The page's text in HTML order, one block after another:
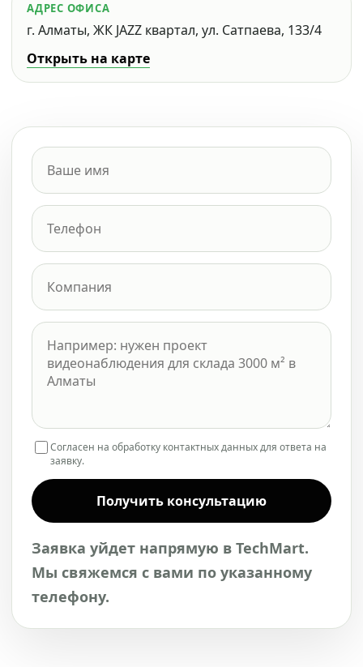
АДРЕС ОФИСА
г. Алматы, ЖК JAZZ квартал, ул. Сатпаева, 133/4
Открыть на карте
Согласен на обработку контактных данных для ответа на
заявку.
Получить консультацию
Заявка уйдет напрямую в TechMart.
Мы свяжемся с вами по указанному
телефону.